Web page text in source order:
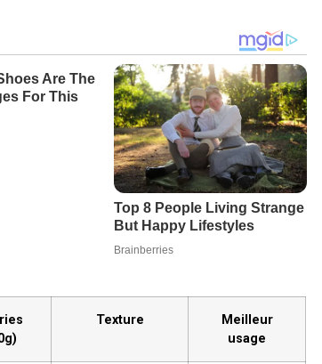
Texture
Meilleur
usage